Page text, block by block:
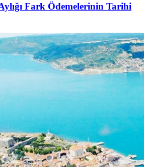
Fark Ödemelerinin Tarihi